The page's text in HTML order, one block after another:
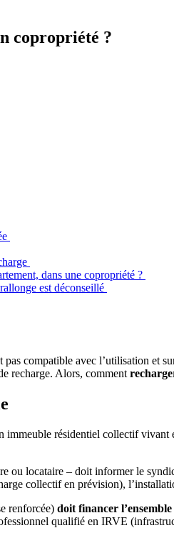
copropriété ?
dans une copropriété ?
est déconseillé
pas compatible avec l’utilisation et
recharge. Alors, comment
immeuble résidentiel collectif vivant
ou locataire – doit informer le
collectif en prévision),
renforcée) doit financer
qualifié en IRVE